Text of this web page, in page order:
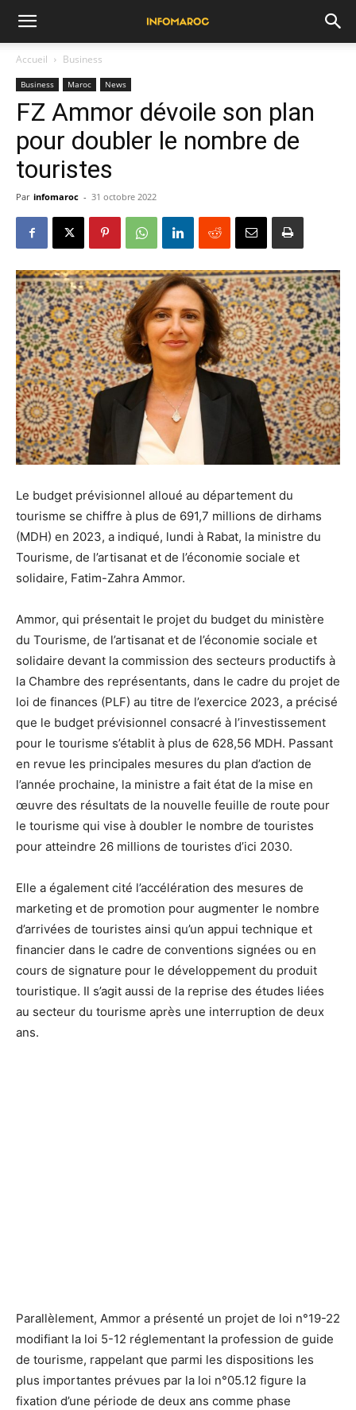
Accueil Business
Business Maroc News
FZ Ammor dévoile son plan
pour doubler le nombre de
touristes
Par infomaroc - 31 octobre 2022
Le budget prévisionnel alloué au département du
tourisme se chiffre à plus de 691,7 millions de dirhams
(MDH) en 2023, a indiqué, lundi à Rabat, la ministre du
Tourisme, de l’artisanat et de l’économie sociale et
solidaire, Fatim-Zahra Ammor.
Ammor, qui présentait le projet du budget du ministère
du Tourisme, de l’artisanat et de l’économie sociale et
solidaire devant la commission des secteurs productifs à
la Chambre des représentants, dans le cadre du projet de
loi de finances (PLF) au titre de l’exercice 2023, a précisé
que le budget prévisionnel consacré à l’investissement
pour le tourisme s’établit à plus de 628,56 MDH. Passant
en revue les principales mesures du plan d’action de
l’année prochaine, la ministre a fait état de la mise en
œuvre des résultats de la nouvelle feuille de route pour
le tourisme qui vise à doubler le nombre de touristes
pour atteindre 26 millions de touristes d’ici 2030.
Elle a également cité l’accélération des mesures de
marketing et de promotion pour augmenter le nombre
d’arrivées de touristes ainsi qu’un appui technique et
financier dans le cadre de conventions signées ou en
cours de signature pour le développement du produit
touristique. Il s’agit aussi de la reprise des études liées
au secteur du tourisme après une interruption de deux
ans.
Parallèlement, Ammor a présenté un projet de loi n°19-22
modifiant la loi 5-12 réglementant la profession de guide
de tourisme, rappelant que parmi les dispositions les
plus importantes prévues par la loi n°05.12 figure la
fixation d’une période de deux ans comme phase